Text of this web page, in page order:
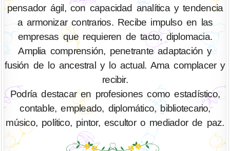
pensador ágil, con capacidad analítica y tendencia
a armonizar contrarios. Recibe impulso en las
empresas que requieren de tacto, diplomacia.
Amplia comprensión, penetrante adaptación y
fusión de lo ancestral y lo actual. Ama complacer y
recibir.
Podría destacar en profesiones como estadístico,
contable, empleado, diplomático, bibliotecario,
músico, político, pintor, escultor o mediador de paz.